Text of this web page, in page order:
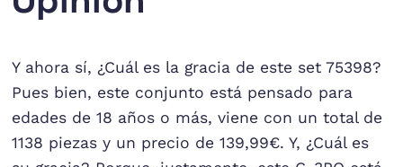
Y ahora sí, ¿Cuál es la gracia de este set 75398?
Pues bien, este conjunto está pensado para
edades de 18 años o más, viene con un total de
1138 piezas y un precio de 139,99€. Y, ¿Cuál es